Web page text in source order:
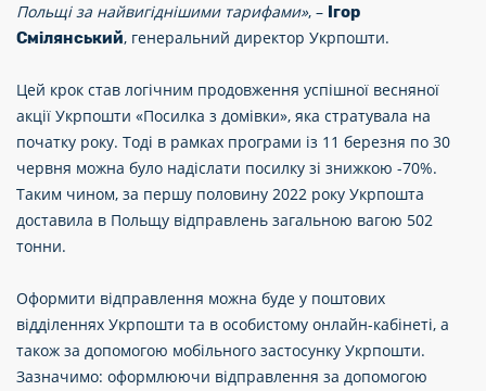
Польщі за найвигіднішими тарифами», – Ігор
Смілянський, генеральний директор Укрпошти.
Цей крок став логічним продовження успішної весняної
акції Укрпошти «Посилка з домівки», яка стратувала на
початку року. Тоді в рамках програми із 11 березня по 30
червня можна було надіслати посилку зі знижкою -70%.
Таким чином, за першу половину 2022 року Укрпошта
доставила в Польщу відправлень загальною вагою 502
тонни.
Оформити відправлення можна буде у поштових
відділеннях Укрпошти та в особистому онлайн-кабінеті, а
також за допомогою мобільного застосунку Укрпошти.
Зазначимо: оформлюючи відправлення за допомогою